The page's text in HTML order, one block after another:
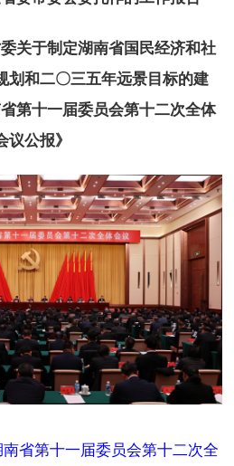
关于制定湖南省国民经济和社
划和二〇三五年远景目标的建
第十一届委员会第十二次全体
议公报》
省第十一届委员会第十二次全